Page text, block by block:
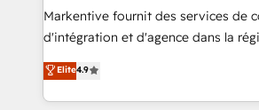
Build high-performing websites with
& conversion strategy that drive results.
AI, & maximize AEO with tailored AI
Integrations: Extend HubSpot with
Markentive fournit des services de
d'intégration et d'agence dans la
North America. Avec plus de 115
marketing automation, Growth,
webdesign. Markentive is both a consulting firm, a
Elite4.9